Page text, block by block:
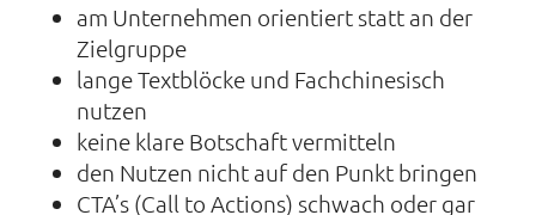
am Unternehmen orientiert statt an der
Zielgruppe
lange Textblöcke und Fachchinesisch
nutzen
keine klare Botschaft vermitteln
den Nutzen nicht auf den Punkt bringen
CTA’s (Call to Actions) schwach oder gar